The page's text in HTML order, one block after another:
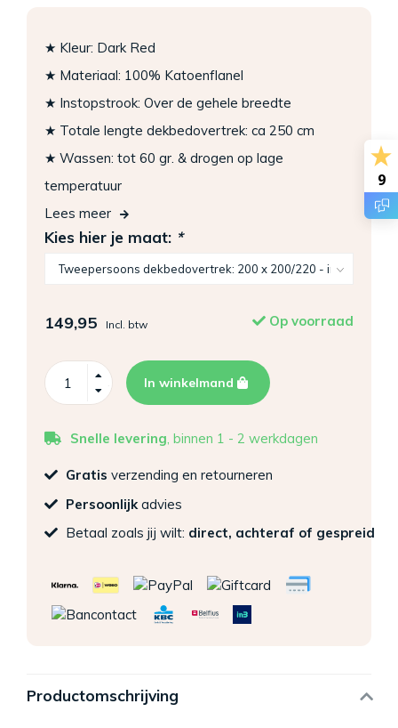
★ Kleur: Dark Red
★ Materiaal: 100% Katoenflanel
★ Instopstrook: Over de gehele breedte
★ Totale lengte dekbedovertrek: ca 250 cm
★ Wassen: tot 60 gr. & drogen op lage
temperatuur
Lees meer
Kies hier je maat: *
149,95 Incl. btw Op voorraad
In winkelmand
Snelle levering, binnen 1 - 2 werkdagen
Gratis verzending en retourneren
Persoonlijk advies
Betaal zoals jij wilt: direct, achteraf of gespreid
Productomschrijving
9